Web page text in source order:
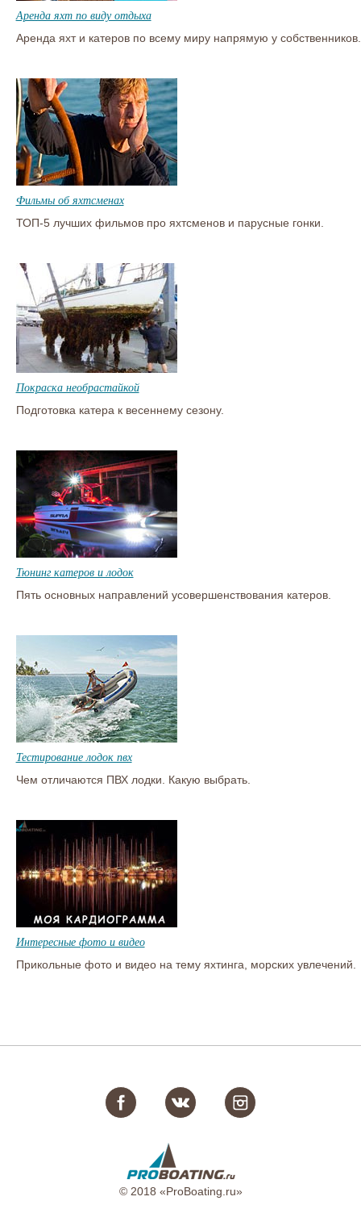
Аренда яхт по виду отдыха
Аренда яхт и катеров по всему миру напрямую у собственников.
Фильмы об яхтсменах
ТОП-5 лучших фильмов про яхтсменов и парусные гонки.
Покраска необрастайкой
Подготовка катера к весеннему сезону.
Тюнинг катеров и лодок
Пять основных направлений усовершенствования катеров.
Тестирование лодок пвх
Чем отличаются ПВХ лодки. Какую выбрать.
Интересные фото и видео
Прикольные фото и видео на тему яхтинга, морских увлечений.
© 2018 «ProBoating.ru»